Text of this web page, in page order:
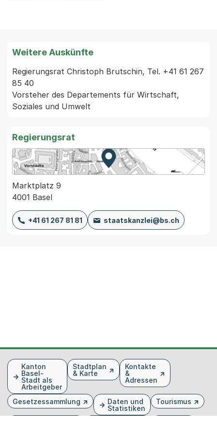
Weitere Auskünfte
Regierungsrat Christoph Brutschin, Tel. +41 61 267
85 40
Vorsteher des Departements für Wirtschaft,
Regierungsrat
Zur Karte von MapBS.
Externer Link, wird in einem
Marktplatz 9
4001 Basel
+41 61 267 81 81 staatskanzlei@bs.ch
FusszeileKanton
Basel-
Stadt als
Arbeitgeber
Stadtplan
& Karte
Kontakte
&
Adressen
Gesetzessammlung
Daten und
Statistiken
Tourismus